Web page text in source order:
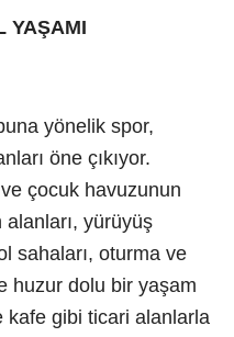
YAŞAMI
yönelik spor,
öne çıkıyor.
çocuk havuzunun
alanları, yürüyüş
sahaları, oturma ve
huzur dolu bir yaşam
kafe gibi ticari alanlarla